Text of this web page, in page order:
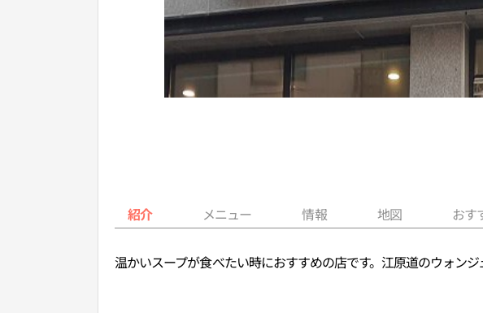
紹介 メニュー 情報 地図 おす
温かいスープが食べたい時におすすめの店です。江原道のウォン